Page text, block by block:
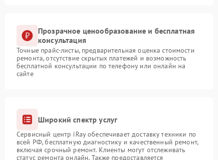
Прозрачное ценообразование и бесплатная
консультация
Точные прайс-листы, предварительная оценка стоимости
ремонта, отсутствие скрытых платежей и возможность
бесплатной консультации по телефону или онлайн на
сайте
Широкий спектр услуг
Сервисный центр iRay обеспечивает доставку техники по
всей РФ, бесплатную диагностику и качественный ремонт,
включая срочный ремонт. Клиенты могут отслеживать
статус ремонта онлайн. Также предоставляется